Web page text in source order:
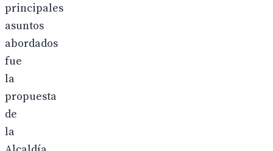
principales
asuntos
abordados
fue
la
propuesta
de
la